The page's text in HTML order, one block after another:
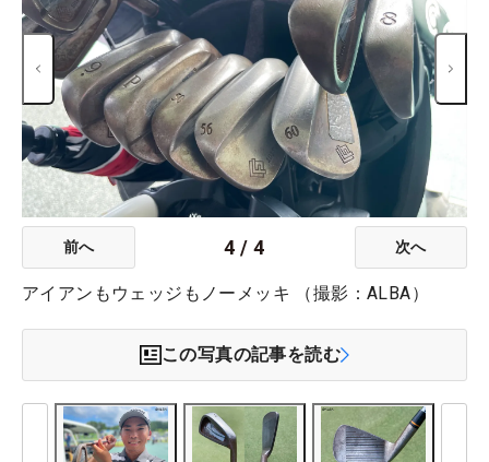
前へ 4 /4 次へ
アイアンもウェッジもノーメッキ （撮影：ALBA）
この写真の記事を読む